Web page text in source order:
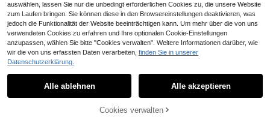
17cm Puppenkleidung für Labubu d
as Monster Outfit Zubehör Kleidung
enjacke Puppenausstattung
6 übrig
4,07€
1
auswählen, lassen Sie nur die unbedingt erforderlichen Cookies zu, die unsere Website
zum Laufen bringen. Sie können diese in den Browsereinstellungen deaktivieren, was
jedoch die Funktionalität der Website beeinträchtigen kann. Um mehr über die von uns
verwendeten Cookies zu erfahren und Ihre optionalen Cookie-Einstellungen
anzupassen, wählen Sie bitte "Cookies verwalten". Weitere Informationen darüber, wie
wir die von uns erfassten Daten verarbeiten, finden Sie in unserer
Datenschutzerklärung.
Alle ablehnen Alle akzeptieren
Cookies verwalten